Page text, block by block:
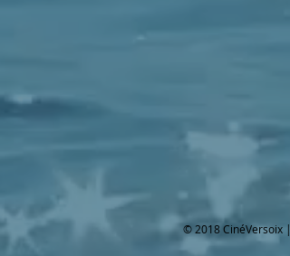
© 2018 CinéVersoix |